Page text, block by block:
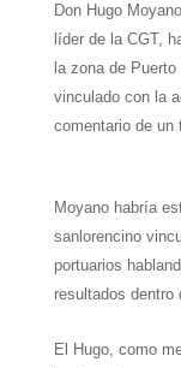
a
t
s
p
l
e
g
m
i
t
t
Don Hugo
líder de la CGT,
la zona de
vinculado con la
comentario de
Moyano habría
sanlorencino
portuarios
resultados dentro
El Hugo, como